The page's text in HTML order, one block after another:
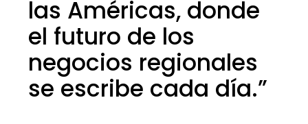
las Américas, donde
el futuro de los
negocios regionales
se escribe cada día.”